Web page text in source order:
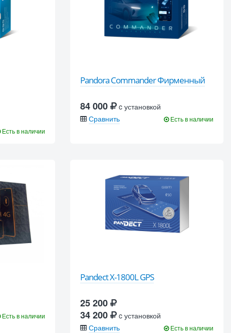
Есть в наличии
Pandora Commander Фирменный
84 000
c установкой
Сравнить
Есть в наличии
Есть в наличии
Pandect X-1800L GPS
25 200
34 200
c установкой
Сравнить
Есть в наличии